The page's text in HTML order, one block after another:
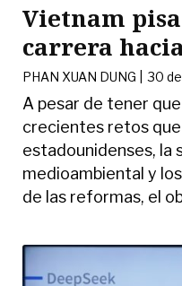
Vietnam
carrera
PHAN XUAN DUNG |30
A pesar de tener
crecientes retos
estadounidenses, la
medioambiental y
de las reformas, el